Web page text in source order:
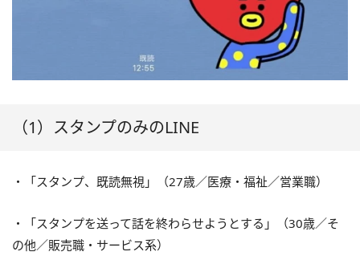
（1）スタンプのみのLINE
・「スタンプ、既読無視」（27歳／医療・福祉／営業職）
・「スタンプを送って話を終わらせようとする」（30歳／そ
の他／販売職・サービス系）